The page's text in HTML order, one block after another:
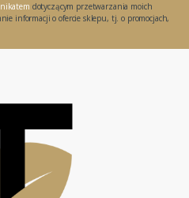
dotyczącym przetwarzania moich
informacji o ofercie sklepu, tj. o promocjach,